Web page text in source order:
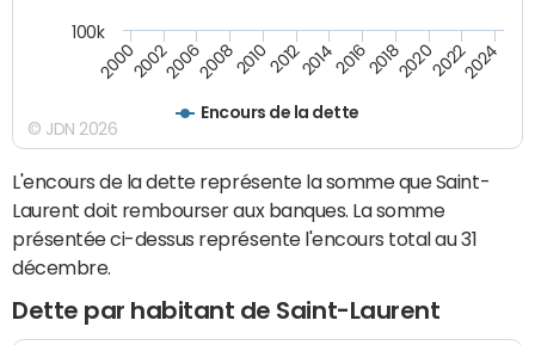
Encours de la dette
200020022006200820102012201420162018202020222024
100k
© JDN 2026
L'encours de la dette représente la somme que Saint-
Laurent doit rembourser aux banques. La somme
présentée ci-dessus représente l'encours total au 31
décembre.
Dette par habitant de Saint-Laurent